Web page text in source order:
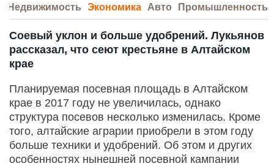
Недвижимость Экономика Авто Промышленность
Соевый уклон и больше удобрений. Лукьянов
рассказал, что сеют крестьяне в Алтайском
крае
Планируемая посевная площадь в Алтайском
крае в 2017 году не увеличилась, однако
структура посевов несколько изменилась. Кроме
того, алтайские аграрии приобрели в этом году
больше техники и удобрений. Об этом и других
особенностях нынешней посевной кампании